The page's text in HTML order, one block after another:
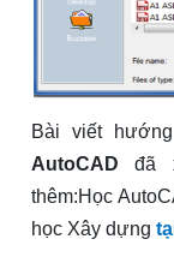
Bài viết
AutoCAD đã
thêm:Học
học Xây dựng